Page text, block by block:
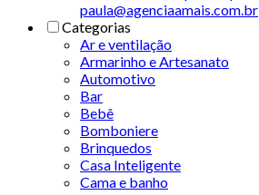
paula@agenciaamais.com.br
Categorias
Ar e ventilação
Armarinho e Artesanato
Automotivo
Bar
Bebê
Bomboniere
Brinquedos
Casa Inteligente
Cama e banho